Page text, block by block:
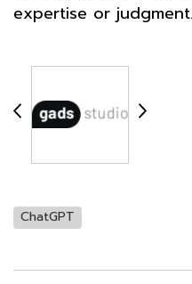
expertise or judgment.
ChatGPT